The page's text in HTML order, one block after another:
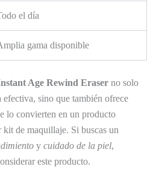
el día
gama disponible
Age Rewind Eraser no solo
efectiva, sino que también ofrece
lo convierten en un producto
kit de maquillaje. Si buscas un
y cuidado de la piel,
este producto.